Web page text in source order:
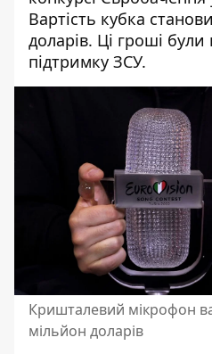
Вартість кубка
доларів. Ці гроші були
підтримку ЗСУ.
Кришталевий мікрофон
мільйон доларів